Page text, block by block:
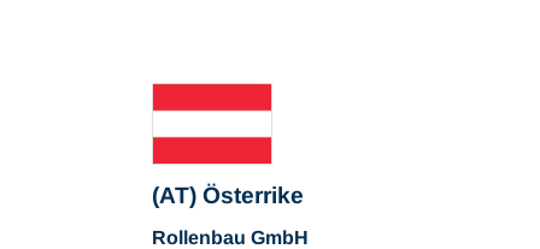
(AT) Österrike
Rollenbau GmbH